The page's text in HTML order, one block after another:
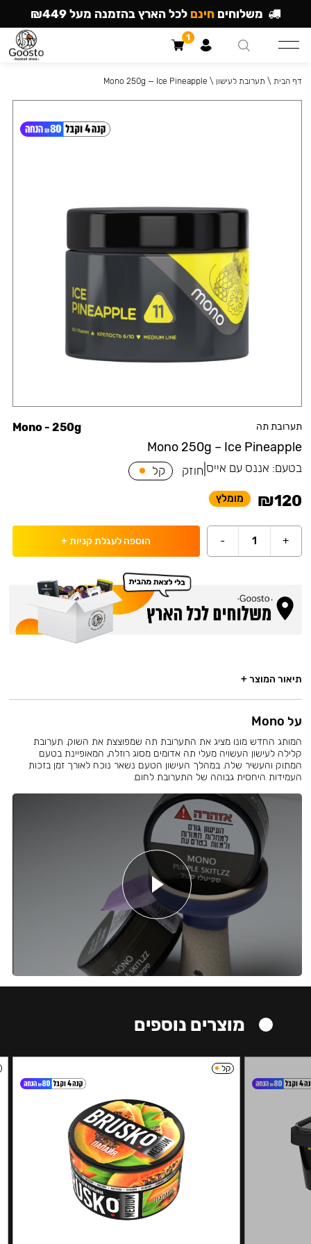
תערובת תה
Mono 250g – Ice Pineapple
Mono - 250g
בטעם: אננס עם אייס חוזק קל
₪120 מומלץ
+
1
- הוספה לעגלת קניות +
דף הבית \ תערובת לעישון \
Mono 250g — Ice Pineapple
תיאור המוצר +
על Mono
המותג החדש מונו מציג את התערובת תה שמפוצצת את השוק. תערובת
קלילה לעישון העשויה מעלי תה אדומים מסוג רוזלה, המאופיינת בטעם
המתוק והעשיר שלה. במהלך העישון הטעם נשאר נוכח לאורך זמן בזכות
העמידות היחסית גבוהה של התערובת לחום.
מוצרים נוספים
קל
משלוחים חינם לכל הארץ בהזמנה מעל ₪449
1